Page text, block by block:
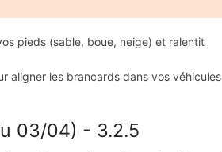
pieds (sable, boue, neige) et ralentit
aligner les brancards dans vos véhicules
03/04) - 3.2.5